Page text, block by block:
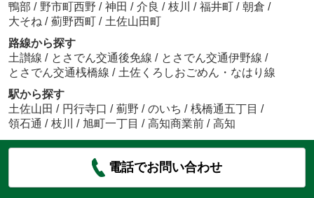
鴨部 / 野市町西野 / 神田 / 介良 / 枝川 / 福井町 / 朝倉 /
大そね / 薊野西町 / 土佐山田町
路線から探す
土讃線 / とさでん交通後免線 / とさでん交通伊野線 /
とさでん交通桟橋線 / 土佐くろしおごめん・なはり線
駅から探す
土佐山田 / 円行寺口 / 薊野 / のいち / 桟橋通五丁目 /
領石通 / 枝川 / 旭町一丁目 / 高知商業前 / 高知
電話でお問い合わせ